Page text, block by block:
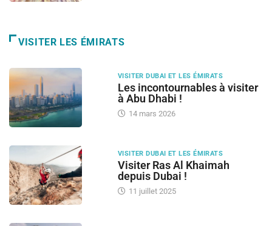
VISITER LES ÉMIRATS
VISITER DUBAI ET LES ÉMIRATS
Les incontournables à visiter
à Abu Dhabi !
14 mars 2026
VISITER DUBAI ET LES ÉMIRATS
Visiter Ras Al Khaimah
depuis Dubai !
11 juillet 2025